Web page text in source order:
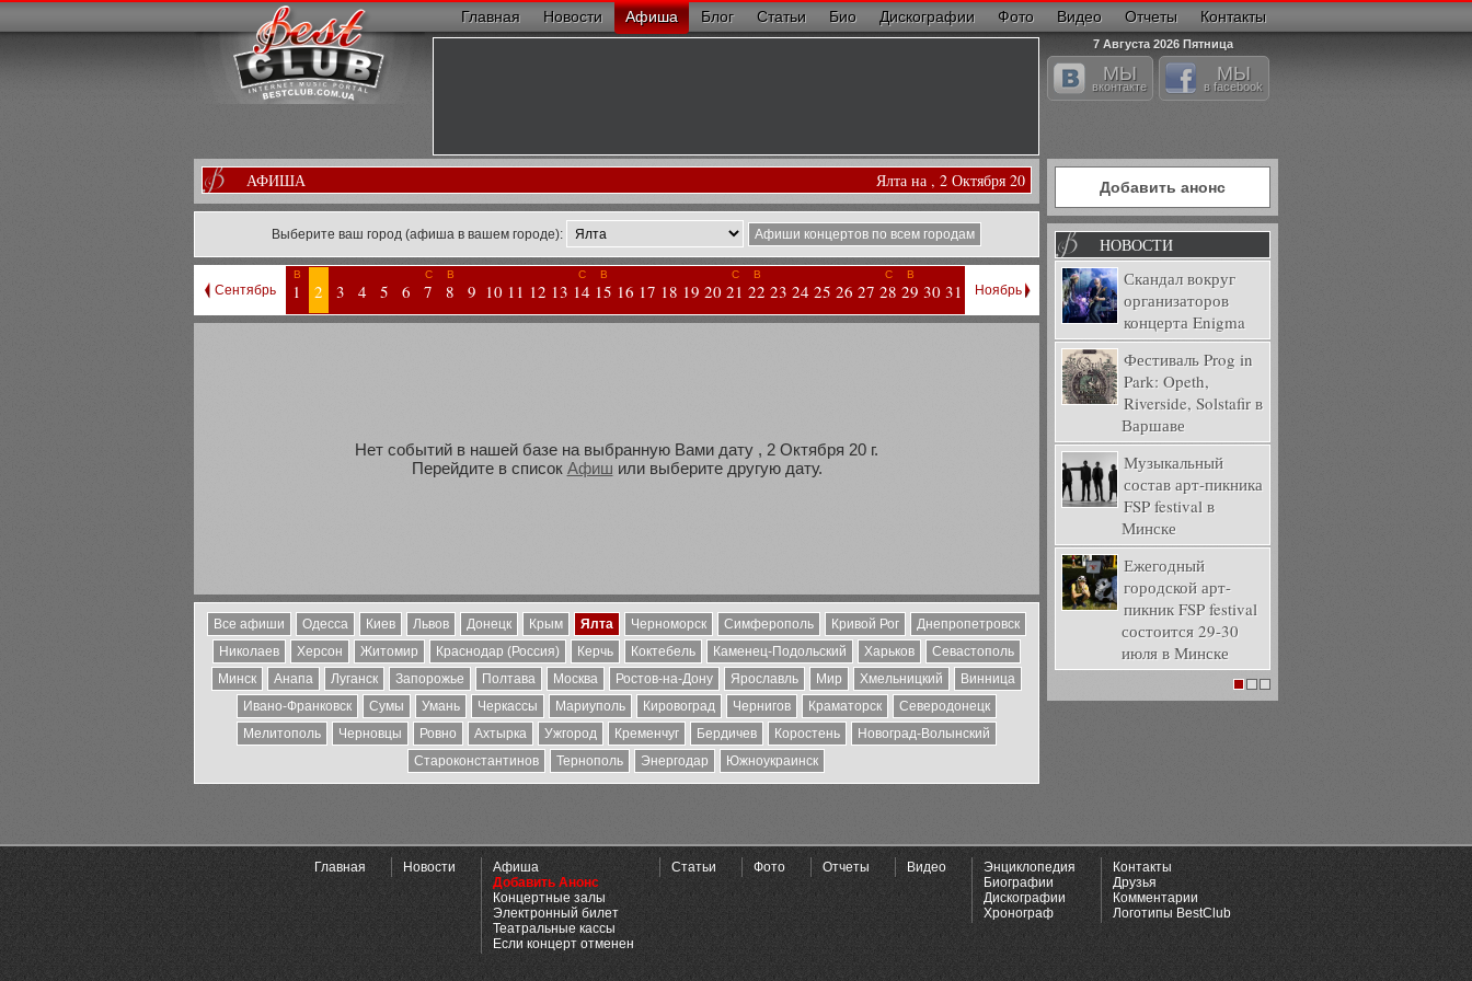
Главная Новости Афиша Блог Статьи Био Дискографии Фото Видео Отчеты Контакты
7 Августа 2026 Пятница
МЫ
вконтакте
МЫ
в facebook
АФИША Ялта на , 2 Октября 20
Выберите ваш город (афиша в вашем городе): Афиши концертов по всем городам
Сентябрь
В
1 2 3 4 5 6
С
7
В
8 9 10 11 12 13
С
14
В
15 16 17 18 19 20
С
21
В
22 23 24 25 26 27
С
28
В
29 30 31 Ноябрь
Нет событий в нашей базе на выбранную Вами дату , 2 Октября 20 г.
Перейдите в список Афиш или выберите другую дату.
Все афиши Одесса Киев Львов Донецк Крым Ялта Черноморск Симферополь Кривой Рог
Днепропетровск
Николаев
Херсон Житомир Краснодар (Россия) Керчь Коктебель Каменец-Подольский Харьков
Севастополь
Минск
Анапа Луганск Запорожье Полтава Москва Ростов-на-Дону Ярославль Мир Хмельницкий
Винница
Ивано-Франковск
Сумы Умань Черкассы Мариуполь Кировоград Чернигов Краматорск
Северодонецк
Мелитополь
Черновцы Ровно Ахтырка Ужгород Кременчуг Бердичев Коростень
Новоград-Волынский
Староконстантинов
Тернополь Энергодар Южноукраинск
Добавить анонс
НОВОСТИ
Скандал вокруг
организаторов
концерта Enigma
Фестиваль Prog in
Park: Opeth,
Riverside, Solstafir в
Варшаве
Музыкальный
состав арт-пикника
FSP festival в
Минске
Ежегодный
городской арт-
пикник FSP festival
состоится 29-30
июля в Минске
Главная Новости
Афиша
Добавить Анонс
Концертные залы
Электронный билет
Театральные кассы
Если концерт отменен
Статьи Фото Отчеты Видео
Энциклопедия
Биографии
Дискографии
Хронограф
Контакты
Друзья
Комментарии
Логотипы BestClub